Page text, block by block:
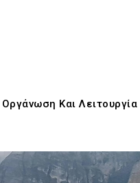
Οργάνωση Και Λειτουργία